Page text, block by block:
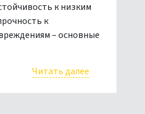
к низким
к
– основные
Читать далее